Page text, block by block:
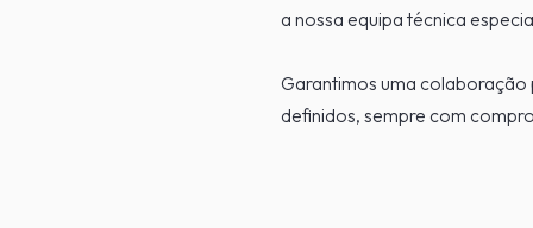
a nossa equipa técnica
Garantimos uma colaboração
definidos, sempre com